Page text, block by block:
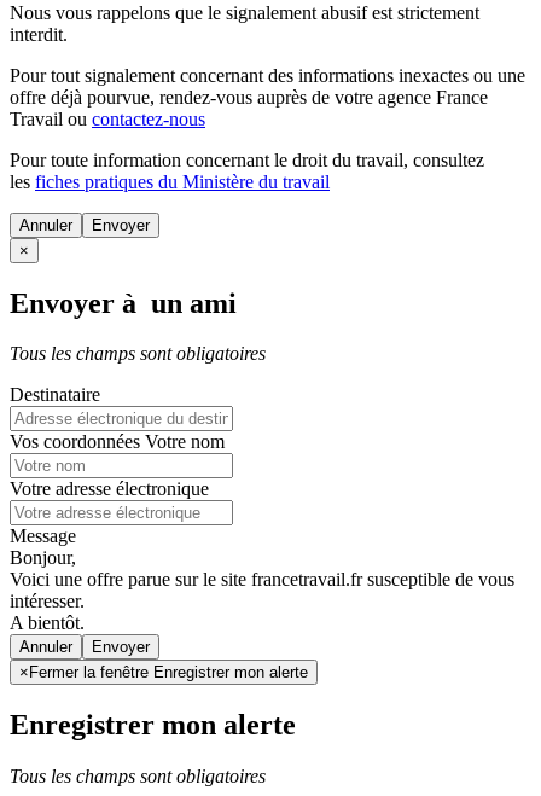
Nous vous rappelons que le signalement abusif est strictement
interdit.
Pour tout signalement concernant des informations inexactes ou une
offre déjà pourvue, rendez-vous auprès de votre agence France
Travail ou contactez-nous
Pour toute information concernant le droit du travail, consultez
les fiches pratiques du Ministère du travail
Annuler
×
Envoyer à un ami
Tous les champs sont obligatoires
Destinataire
Vos coordonnées Votre nom
Votre adresse électronique
Message
Bonjour,
Voici une offre parue sur le site francetravail.fr susceptible de vous
intéresser.
A bientôt.
Annuler
× Fermer la fenêtre Enregistrer mon alerte
Enregistrer mon alerte
Tous les champs sont obligatoires